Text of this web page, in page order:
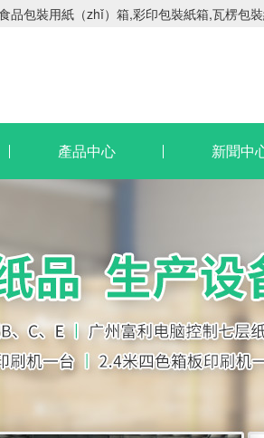
品包裝用紙（zhǐ）箱,彩印包裝紙箱,瓦楞包
產品中心 新聞中